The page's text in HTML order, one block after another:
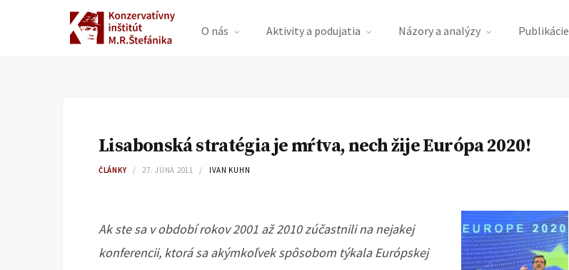
O nás Aktivity a podujatia Názory a analýzy Publikácie
Lisabonská stratégia je mŕtva, nech žije Európa 2020!
ČLÁNKY 27. JÚNA 2011 IVAN KUHN
Ak ste sa v období rokov 2001 až 2010 zúčastnili na nejakej
konferencii, ktorá sa akýmkoľvek spôsobom týkala Európskej